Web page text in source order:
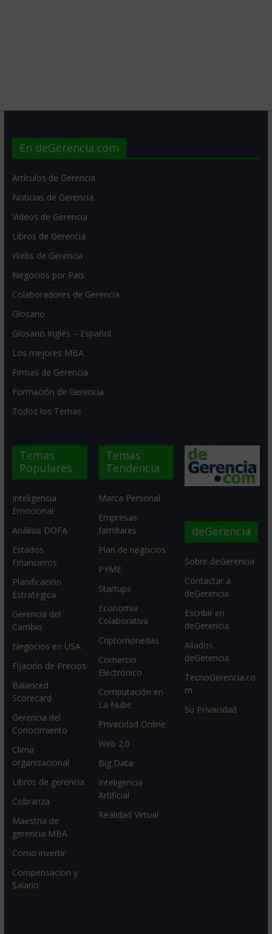
En deGerencia.com
Artículos de Gerencia
Noticias de Gerencia
Videos de Gerencia
Libros de Gerencia
Webs de Gerencia
Negocios por País
Colaboradores de Gerencia
Glosario
Glosario Inglés – Español
Los mejores MBA
Firmas de Gerencia
Formación de Gerencia
Todos los Temas
Temas
Populares
Inteligencia
Emocional
Análisis DOFA
Estados
Financieros
Planificación
Estratégica
Gerencia del
Cambio
Negocios en USA
Fijación de Precios
Balanced
Scorecard
Gerencia del
Conocimiento
Clima
organizacional
Libros de gerencia
Cobranza
Maestría de
gerencia MBA
Como invertir
Compensacion y
Salario
Temas
Tendencia
Marca Personal
Empresas
familiares
Plan de negocios
PYME
Startups
Economia
Colaborativa
Criptomonedas
Comercio
Electrónico
Computación en
La Nube
Privacidad Online
Web 2.0
Big Data
Inteligencia
Artificial
Realidad Virtual
deGerencia
Sobre deGerencia
Contactar a
deGerencia
Escribir en
deGerencia
Aliados
deGerencia
TecnoGerencia.co
m
Su Privacidad